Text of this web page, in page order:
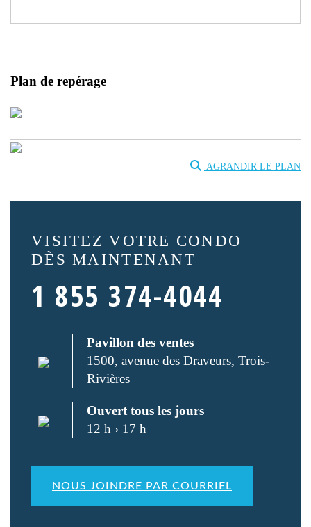
Plan de repérage
AGRANDIR LE PLAN
VISITEZ VOTRE CONDO
DÈS MAINTENANT
1 855 374-4044
Pavillon des ventes
1500, avenue des Draveurs, Trois-
Rivières
Ouvert tous les jours
12 h › 17 h
NOUS JOINDRE PAR COURRIEL